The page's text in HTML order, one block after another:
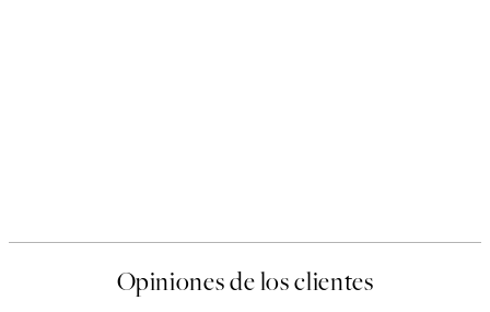
Opiniones de los clientes